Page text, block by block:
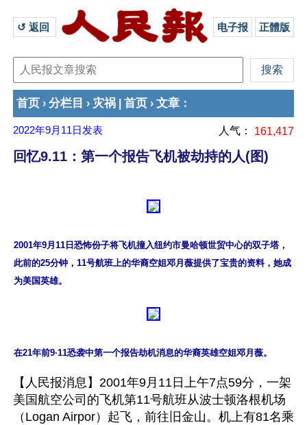
↺ 返回 电子报 正體版
首页 › 分栏目 › 灾祸 首页 › 文章 ：
2022年9月11日 发表 人气： 161,417
回忆9.11：第一个报告飞机被劫持的人(图)
2001年9月11日恐怖份子将飞机撞入纽约市曼哈顿世贸中心的双子塔，
此前的25分钟，11号航班上的华裔空姐邓月薇提供了宝贵的资料，她成
为美国英雄。
在21年前9·11恐袭中第一个报告劫机消息的华裔英雄空姐邓月薇。
【人民报消息】2001年9月11日上午7点59分，一架
美国航空公司的飞机第11号航班从波士顿洛根机场
（Logan Airpor）起飞，前往旧金山。机上有81名乘